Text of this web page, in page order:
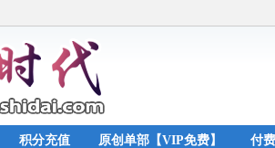
积分充值 原创单部【VIP免费】 付